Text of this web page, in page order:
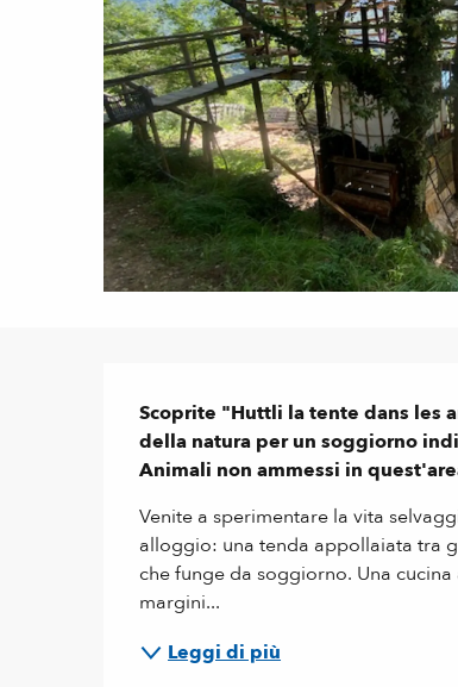
Descrizione
Scoprite "Huttli la tente dans les
della natura per un soggiorno
Animali non ammessi in
Venite a sperimentare la vita
alloggio: una tenda appollaiata tra
che funge da soggiorno. Una
margini...
Leggi di più